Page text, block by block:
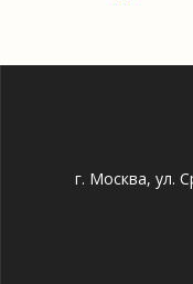
г. Москва, ул.